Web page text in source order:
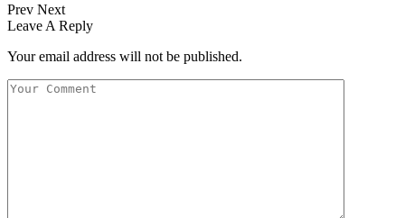
Prev Next
Leave A Reply
Your email address will not be published.